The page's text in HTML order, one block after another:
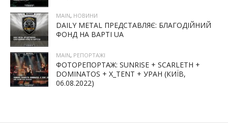
MAIN, НОВИНИ
DAILY METAL ПРЕДСТАВЛЯЄ: БЛАГОДІЙНИЙ
ФОНД НА ВАРТІ UA
MAIN, РЕПОРТАЖІ
ФОТОРЕПОРТАЖ: SUNRISE + SCARLETH +
DOMINATOS + X_TENT + УРАН (КИЇВ,
06.08.2022)